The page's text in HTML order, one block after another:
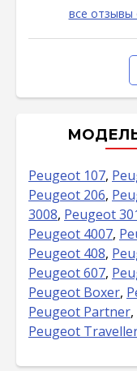
все отзывы
Peugeot 107,
Peugeot 206,
3008, Peugeot
Peugeot 4007,
Peugeot 408,
Peugeot 607,
Peugeot Boxer,
Peugeot Partner,
Peugeot